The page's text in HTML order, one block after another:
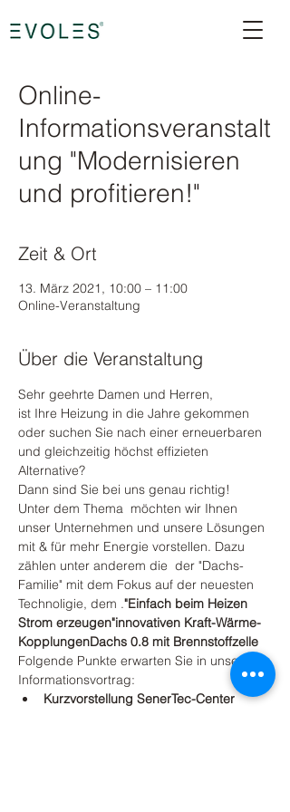
Online-
Informationsveranstalt
ung "Modernisieren
und profitieren!"
Zeit & Ort
13. März 2021, 10:00 – 11:00
Online-Veranstaltung
Über die Veranstaltung
Sehr geehrte Damen und Herren,
ist Ihre Heizung in die Jahre gekommen
oder suchen Sie nach einer erneuerbaren
und gleichzeitig höchst effizieten
Alternative?
Dann sind Sie bei uns genau richtig!
Unter dem Thema möchten wir Ihnen
unser Unternehmen und unsere Lösungen
mit & für mehr Energie vorstellen. Dazu
zählen unter anderem die der "Dachs-
Familie" mit dem Fokus auf der neuesten
Technoligie, dem ."Einfach beim Heizen
Strom erzeugen"innovativen Kraft-Wärme-
KopplungenDachs 0.8 mit Brennstoffzelle
Folgende Punkte erwarten Sie in unserem
Informationsvortrag:
Kurzvorstellung SenerTec-Center